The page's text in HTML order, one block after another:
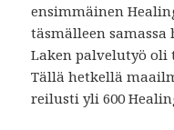
ensimmäinen
täsmälleen samassa
Laken palvelutyö oli
Tällä hetkellä
reilusti yli 600